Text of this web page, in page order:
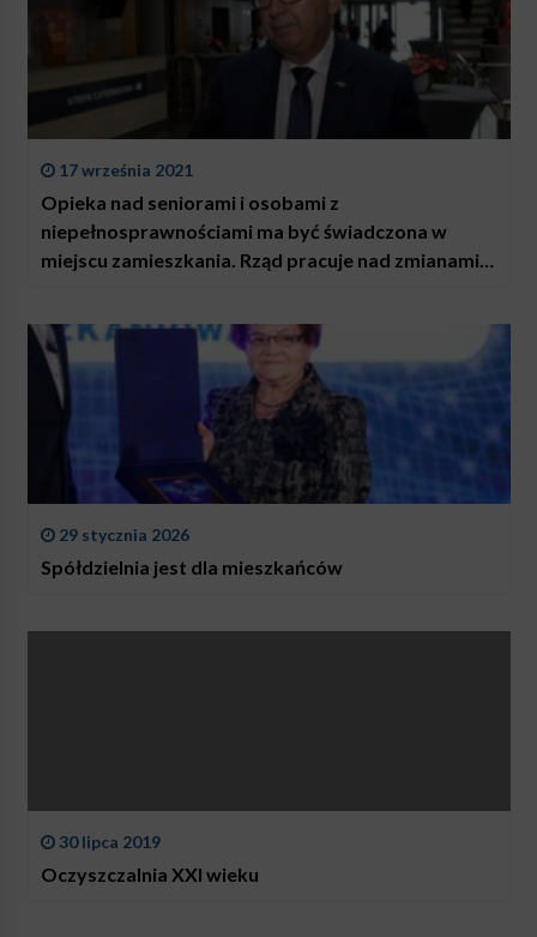
17 września 2021
Opieka nad seniorami i osobami z
niepełnosprawnościami ma być świadczona w
miejscu zamieszkania. Rząd pracuje nad zmianami
29 stycznia 2026
Spółdzielnia jest dla mieszkańców
30 lipca 2019
Oczyszczalnia XXI wieku